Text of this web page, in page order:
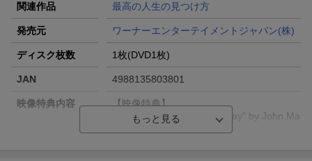
関連作品 最高の人生の見つけ方
発売元 ワーナーエンターテイメントジャパン(株)
ディスク枚数 1枚(DVD1枚)
JAN 4988135803801
映像特典内容
【映像特典】
ミュージック・クリップ “Say" by John Ma